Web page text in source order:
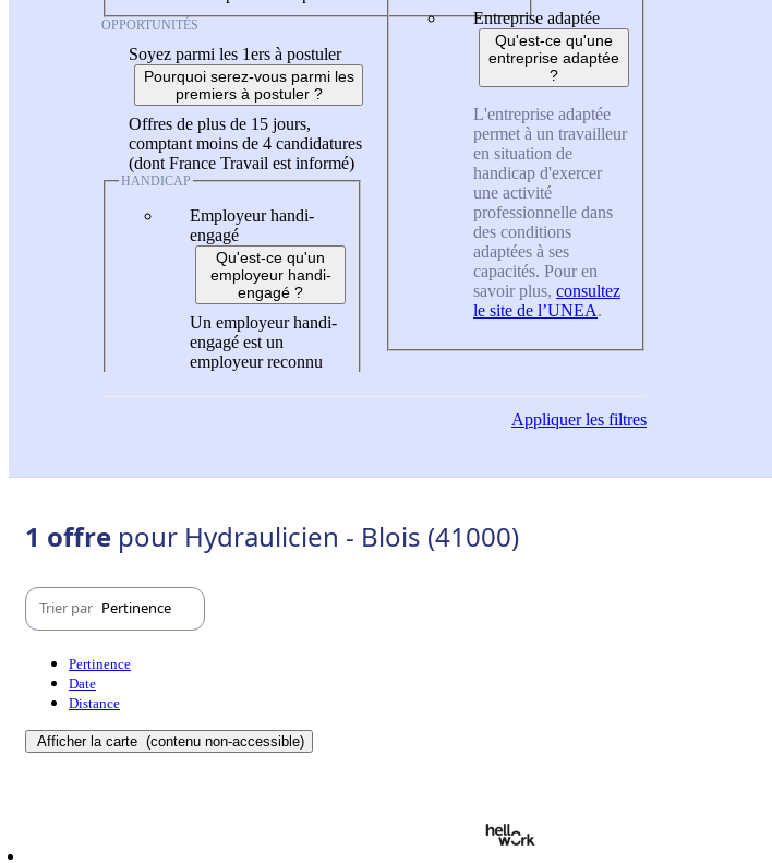
OPPORTUNITÉS
Soyez parmi les 1ers à postuler
Pourquoi serez-vous parmi les
premiers à postuler ?
Offres de plus de 15 jours,
comptant moins de 4 candidatures
(dont France Travail est informé)
HANDICAP
Employeur handi-
engagé
Qu'est-ce qu'un
employeur handi-
engagé ?
Un employeur handi-
engagé est un
employeur reconnu
Entreprise adaptée
Qu'est-ce qu'une
entreprise adaptée
?
L'entreprise adaptée
permet à un travailleur
en situation de
handicap d'exercer
une activité
professionnelle dans
des conditions
adaptées à ses
capacités. Pour en
savoir plus, consultez
le site de l’UNEA.
Appliquerles filtres
1 offre pour Hydraulicien - Blois (41000)
Trier par Pertinence
Pertinence
Date
Distance
Afficher la carte (contenu non-accessible)